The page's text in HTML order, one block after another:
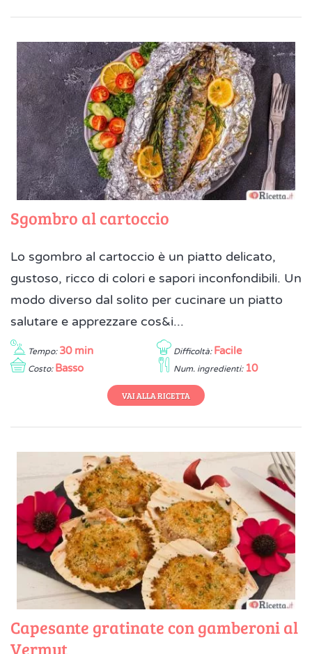
Sgombro al cartoccio
Lo sgombro al cartoccio è un piatto delicato,
gustoso, ricco di colori e sapori inconfondibili. Un
modo diverso dal solito per cucinare un piatto
salutare e apprezzare cos&i...
Tempo: 30 min Difficoltà: Facile
Costo: Basso Num. ingredienti: 10
VAI ALLA RICETTA
Capesante gratinate con gamberoni al
Vermut